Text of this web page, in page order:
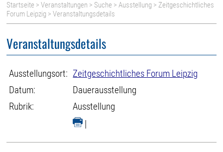
Startseite >Veranstaltungen > Suche >Ausstellung >Zeitgeschichtliches
Forum Leipzig > Veranstaltungsdetails
Veranstaltungsdetails
Ausstellungsort: Zeitgeschichtliches Forum Leipzig
Datum:
Dauerausstellung
Rubrik:
Ausstellung
|